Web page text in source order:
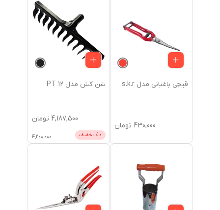
قیچی باغبانی مدل s.k.r
430,000 تومان
شن کش مدل 12 PT
4,187,500 تومان
0 % تخفیف 4,200,000